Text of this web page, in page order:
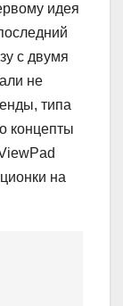
идея
с двумя
не
типа
концепты
на